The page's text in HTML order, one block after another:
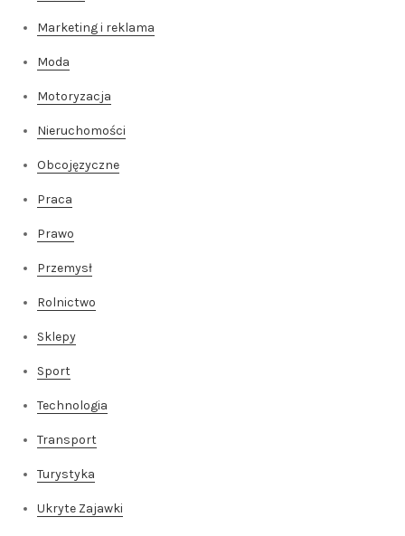
Marketing i reklama
Moda
Motoryzacja
Nieruchomości
Obcojęzyczne
Praca
Prawo
Przemysł
Rolnictwo
Sklepy
Sport
Technologia
Transport
Turystyka
Ukryte Zajawki